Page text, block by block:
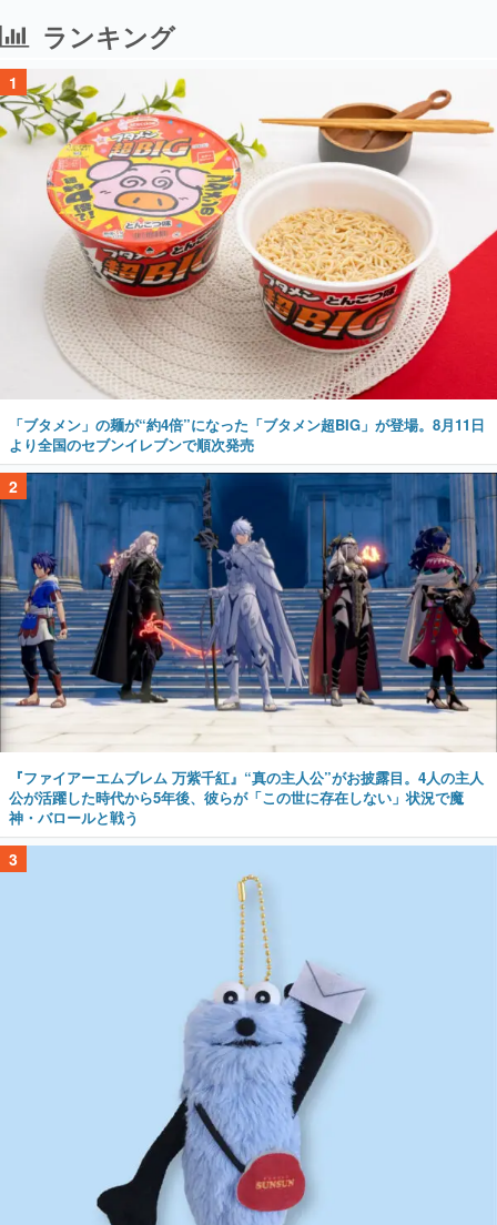
ランキング
1
「ブタメン」の麺が“約4倍”になった「ブタメン超BIG」が登場。8月11日
より全国のセブンイレブンで順次発売
2
『ファイアーエムブレム 万紫千紅』“真の主人公”がお披露目。4人の主人
公が活躍した時代から5年後、彼らが「この世に存在しない」状況で魔
神・バロールと戦う
3